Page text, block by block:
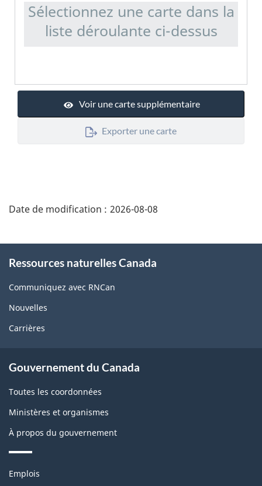
Sélectionnez une carte dans la
liste déroulante ci-dessus
Voir une carte supplémentaire
Exporter une carte
de
page"
Date de modification : 2026-08-08
propos
de
ce
Ressources naturelles Canada
Communiquez avec RNCan
Nouvelles
Carrières
propos
de
ce
Gouvernement du Canada
Toutes les coordonnées
Ministères et organismes
À propos du gouvernement
Thèmes
Emplois